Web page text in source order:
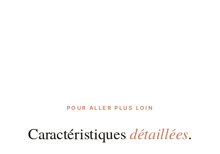
POUR ALLER PLUS LOIN
Caractéristiquesdétaillées.